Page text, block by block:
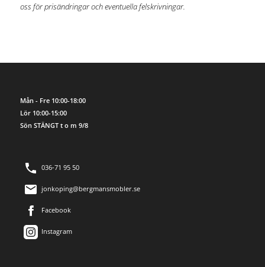
oss för prisändringar och eventuella felskrivningar.
Mån - Fre 10:00-18:00
Lör 10:00-15:00
Sön STÄNGT t o m 9/8
036-71 95 50
jonkoping@bergmansmobler.se
Facebook
Instagram